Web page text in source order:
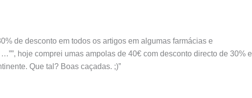
de desconto em todos os artigos em algumas farmácias e
hoje comprei umas ampolas de 40€ com desconto directo de 30% e
Que tal? Boas caçadas. ;)”